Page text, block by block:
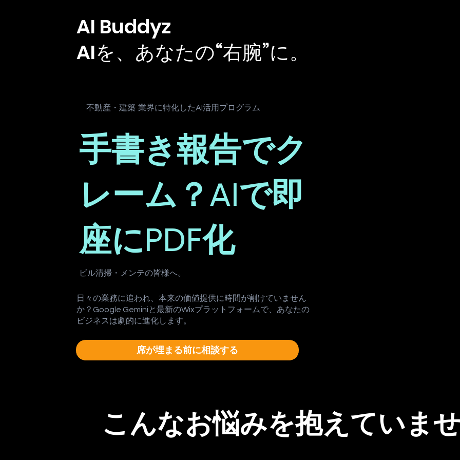
AI Buddyz
AIを、あなたの“右腕”に。
不動産・建築 業界に特化したAI活用プログラム
手書き報告でク
レーム？AIで即
座にPDF化
ビル清掃・メンテの皆様へ。
日々の業務に追われ、本来の価値提供に時間が割けていません
か？Google Geminiと最新のWixプラットフォームで、あなたの
ビジネスは劇的に進化します。
席が埋まる前に相談する
こんなお悩みを抱えていま